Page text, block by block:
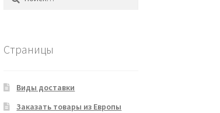
Страницы
Виды доставки
Заказать товары из Европы